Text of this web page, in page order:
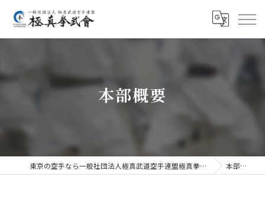
本部概要
東京の空手なら一般社団法人極真武道空手連盟極真拳武會 本部概要